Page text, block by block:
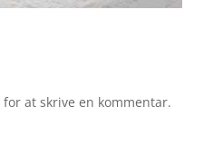
for at skrive en kommentar.